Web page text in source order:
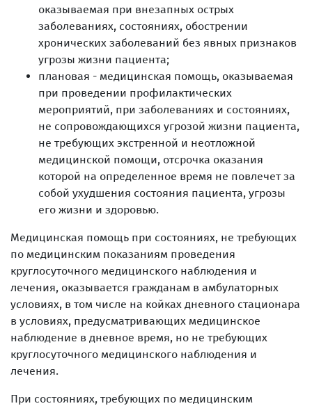
оказываемая при внезапных острых
заболеваниях, состояниях, обострении
хронических заболеваний без явных признаков
угрозы жизни пациента;
плановая - медицинская помощь, оказываемая
при проведении профилактических
мероприятий, при заболеваниях и состояниях,
не сопровождающихся угрозой жизни пациента,
не требующих экстренной и неотложной
медицинской помощи, отсрочка оказания
которой на определенное время не повлечет за
собой ухудшения состояния пациента, угрозы
его жизни и здоровью.
Медицинская помощь при состояниях, не требующих
по медицинским показаниям проведения
круглосуточного медицинского наблюдения и
лечения, оказывается гражданам в амбулаторных
условиях, в том числе на койках дневного стационара
в условиях, предусматривающих медицинское
наблюдение в дневное время, но не требующих
круглосуточного медицинского наблюдения и
лечения.
При состояниях, требующих по медицинским